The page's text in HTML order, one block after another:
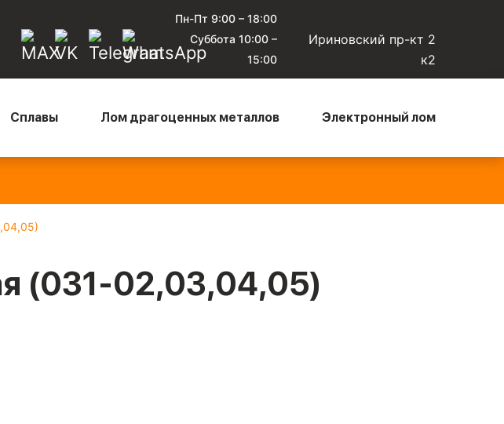
Пн-Пт 9:00 – 18:00
Суббота 10:00 –
15:00
Ириновский пр-кт 2
к2
Сплавы Лом драгоценных металлов Электронный лом
(031-02,03,04,05)